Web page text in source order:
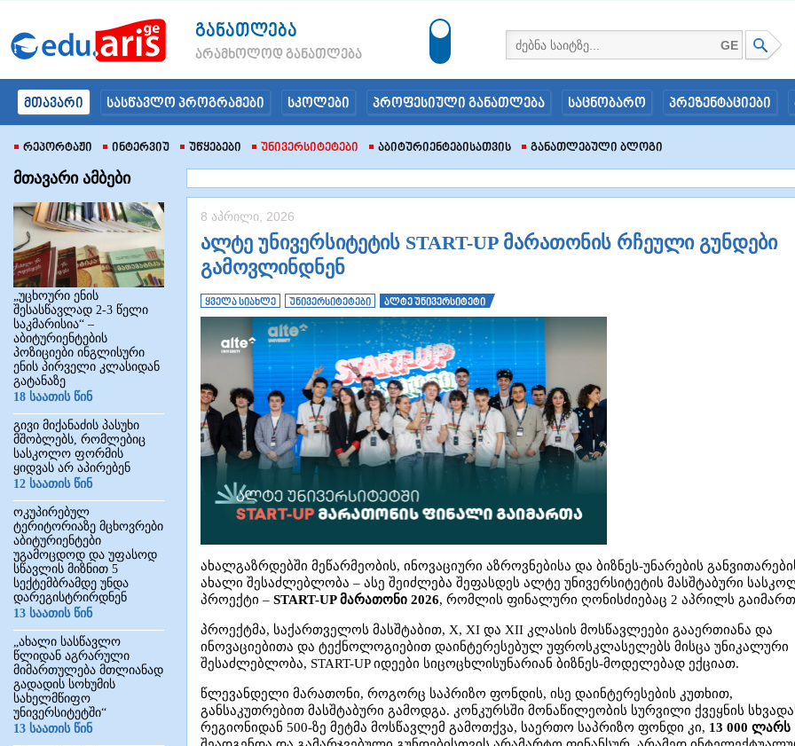
განათლება
არამხოლოდ განათლება
GE
მთავარი სასწავლო პროგრამები სკოლები პროფესიული განათლება საცნობარო პრეზენტაციები
Რეპორტაჟი Ინტერვიუ Უწყებები Უნივერსიტეტები Აბიტურიენტებისათვის Განათლებული Ბლოგი
მთავარი ამბები
„უცხოური ენის
შესასწავლად 2-3 წელი
საკმარისია“ –
აბიტურიენტების
პოზიციები ინგლისური
ენის პირველი კლასიდან
გატანაზე
18 საათის წინ
გივი მიქანაძის პასუხი
მშობლებს, რომლებიც
სასკოლო ფორმის
ყიდვას არ აპირებენ
12 საათის წინ
ოკუპირებულ
ტერიტორიაზე მცხოვრები
აბიტურიენტები
უგამოცდოდ და უფასოდ
სწავლის მიზნით 5
სექტემბრამდე უნდა
დარეგისტრირდნენ
13 საათის წინ
„ახალი სასწავლო
წლიდან აგრარული
მიმართულება მთლიანად
გადადის სოხუმის
სახელმწიფო
უნივერსიტეტში“
13 საათის წინ
8 აპრილი, 2026
ალტე უნივერსიტეტის START-UP მარათონის რჩეული გუნდები
გამოვლინდნენ
ყველა სიახლე უნივერსიტეტები ალტე უნივერსიტეტი
ახალგაზრდებში მეწარმეობის, ინოვაციური აზროვნებისა და ბიზნეს-უნარების
ახალი შესაძლებლობა – ასე შეიძლება შეფასდეს ალტე უნივერსიტეტის მასშტაბური
პროექტი – START-UP მარათონი 2026, რომლის ფინალური ღონისძიებაც 2 აპრილს
პროექტმა, საქართველოს მასშტაბით, X, XI და XII კლასის მოსწავლეები გააერთიანა და
ინოვაციებითა და ტექნოლოგიებით დაინტერესებულ უფროსკლასელებს მისცა უნიკალური
შესაძლებლობა, START-UP იდეები სიცოცხლისუნარიან ბიზნეს-მოდელებად ექციათ.
წლევანდელი მარათონი, როგორც საპრიზო ფონდის, ისე დაინტერესების კუთხით,
განსაკუთრებით მასშტაბური გამოდგა. კონკურსში მონაწილეობის სურვილი ქვეყნის
რეგიონიდან 500-ზე მეტმა მოსწავლემ გამოთქვა, საერთო საპრიზო ფონდი კი, 13 000 ლარს